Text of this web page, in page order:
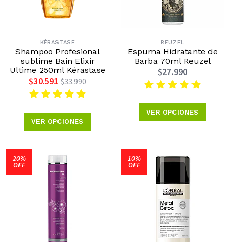
KÉRASTASE
Shampoo Profesional
sublime Bain Elixir
Ultime 250ml Kérastase
$30.591 $33.990
VER OPCIONES
REUZEL
Espuma Hidratante de
Barba 70ml Reuzel
$27.990
VER OPCIONES
20%
OFF
10%
OFF